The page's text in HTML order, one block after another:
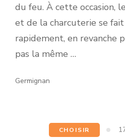
du feu. À cette occasion,
et de la charcuterie se
rapidement, en revanche
pas la même …
Germignan
CHOISIR